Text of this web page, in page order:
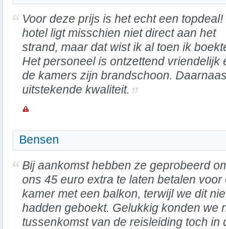
Voor deze prijs is het echt een topdeal!
hotel ligt misschien niet direct aan het
strand, maar dat wist ik al toen ik
Het personeel is ontzettend vriendelijk
de kamers zijn brandschoon.
uitstekende kwaliteit.
Bensen
Bij aankomst hebben ze geprobeerd
ons 45 euro extra te laten betalen voor
kamer met een balkon, terwijl we dit
hadden geboekt. Gelukkig konden we
tussenkomst van de reisleiding toch in